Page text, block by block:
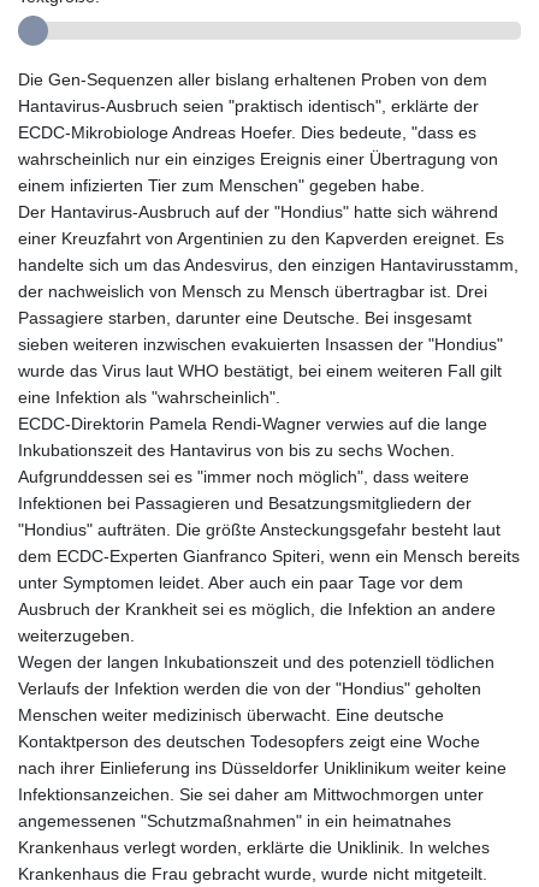
Die Gen-Sequenzen aller bislang erhaltenen Proben von dem
Hantavirus-Ausbruch seien "praktisch identisch", erklärte der
ECDC-Mikrobiologe Andreas Hoefer. Dies bedeute, "dass es
wahrscheinlich nur ein einziges Ereignis einer Übertragung von
einem infizierten Tier zum Menschen" gegeben habe.
Der Hantavirus-Ausbruch auf der "Hondius" hatte sich während
einer Kreuzfahrt von Argentinien zu den Kapverden ereignet. Es
handelte sich um das Andesvirus, den einzigen Hantavirusstamm,
der nachweislich von Mensch zu Mensch übertragbar ist. Drei
Passagiere starben, darunter eine Deutsche. Bei insgesamt
sieben weiteren inzwischen evakuierten Insassen der "Hondius"
wurde das Virus laut WHO bestätigt, bei einem weiteren Fall gilt
eine Infektion als "wahrscheinlich".
ECDC-Direktorin Pamela Rendi-Wagner verwies auf die lange
Inkubationszeit des Hantavirus von bis zu sechs Wochen.
Aufgrunddessen sei es "immer noch möglich", dass weitere
Infektionen bei Passagieren und Besatzungsmitgliedern der
"Hondius" aufträten. Die größte Ansteckungsgefahr besteht laut
dem ECDC-Experten Gianfranco Spiteri, wenn ein Mensch bereits
unter Symptomen leidet. Aber auch ein paar Tage vor dem
Ausbruch der Krankheit sei es möglich, die Infektion an andere
weiterzugeben.
Wegen der langen Inkubationszeit und des potenziell tödlichen
Verlaufs der Infektion werden die von der "Hondius" geholten
Menschen weiter medizinisch überwacht. Eine deutsche
Kontaktperson des deutschen Todesopfers zeigt eine Woche
nach ihrer Einlieferung ins Düsseldorfer Uniklinikum weiter keine
Infektionsanzeichen. Sie sei daher am Mittwochmorgen unter
angemessenen "Schutzmaßnahmen" in ein heimatnahes
Krankenhaus verlegt worden, erklärte die Uniklinik. In welches
Krankenhaus die Frau gebracht wurde, wurde nicht mitgeteilt.